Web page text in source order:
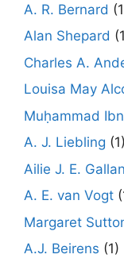
A. R. Bernard
Alan Shepard
Charles A.
Louisa May
Muḥammad
A. J. Liebling (1)
Ailie J. E.
A. E. van Vogt
Margaret
A.J. Beirens (1)